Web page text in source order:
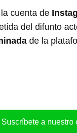
cuenta de
del difunto
de la
Suscríbete a nuestro